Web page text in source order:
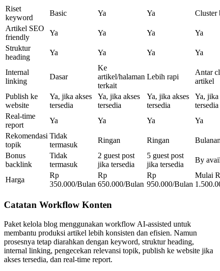
Riset
keyword
Basic Ya Ya
Cluster
Artikel SEO
friendly
Ya Ya Ya
Ya
Struktur
heading
Ya Ya Ya Ya
Internal
linking
Dasar
Ke
artikel/halaman
terkait
Lebih rapi
Antar
artikel
Publish ke
website
Ya, jika akses
tersedia
Ya, jika akses
tersedia
Ya, jika akses
tersedia
Ya, jika
tersedia
Real-time
report
Ya Ya Ya
Ya
Rekomendasi
topik
Tidak
termasuk
Ringan Ringan
Bonus
backlink
Tidak
termasuk
2 guest post
jika tersedia
5 guest post
jika tersedia
By
Harga
Rp
350.000/Bulan
Rp
650.000/Bulan
Rp
950.000/Bulan
Mulai
Catatan Workflow Konten
Paket kelola blog menggunakan workflow AI-assisted untuk
membantu produksi artikel lebih konsisten dan efisien. Namun
prosesnya tetap diarahkan dengan keyword, struktur heading,
internal linking, pengecekan relevansi topik, publish ke website jika
akses tersedia, dan real-time report.